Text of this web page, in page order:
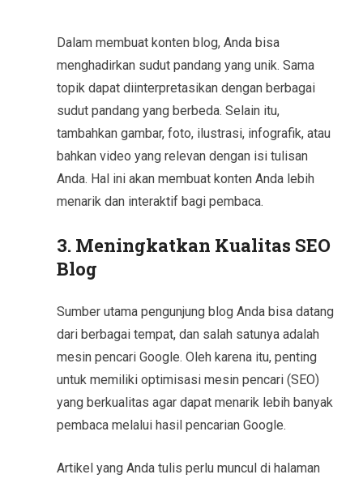
Dalam membuat konten blog, Anda bisa
menghadirkan sudut pandang yang unik. Sama
topik dapat diinterpretasikan dengan berbagai
sudut pandang yang berbeda. Selain itu,
tambahkan gambar, foto, ilustrasi, infografik, atau
bahkan video yang relevan dengan isi tulisan
Anda. Hal ini akan membuat konten Anda lebih
menarik dan interaktif bagi pembaca.
3. Meningkatkan Kualitas SEO
Blog
Sumber utama pengunjung blog Anda bisa datang
dari berbagai tempat, dan salah satunya adalah
mesin pencari Google. Oleh karena itu, penting
untuk memiliki optimisasi mesin pencari (SEO)
yang berkualitas agar dapat menarik lebih banyak
pembaca melalui hasil pencarian Google.
Artikel yang Anda tulis perlu muncul di halaman